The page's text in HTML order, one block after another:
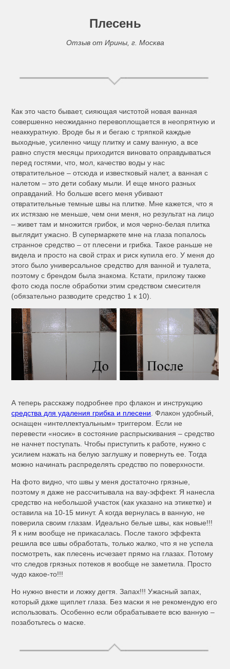
Плесень
Отзыв от Ирины, г. Москва
Как это часто бывает, сияющая чистотой новая ванная
совершенно неожиданно перевоплощается в неопрятную и
неаккуратную. Вроде бы я и бегаю с тряпкой каждые
выходные, усиленно чищу плитку и саму ванную, а все
равно спустя месяцы приходится виновато оправдываться
перед гостями, что, мол, качество воды у нас
отвратительное – отсюда и известковый налет, а ванная с
налетом – это дети собаку мыли. И еще много разных
оправданий. Но больше всего меня убивают
отвратительные темные швы на плитке. Мне кажется, что я
их истязаю не меньше, чем они меня, но результат на лицо
– живет там и множится грибок, и моя черно-белая плитка
выглядит ужасно. В супермаркете мне на глаза попалось
странное средство – от плесени и грибка. Такое раньше не
видела и просто на свой страх и риск купила его. У меня до
этого было универсальное средство для ванной и туалета,
поэтому с брендом была знакома. Кстати, приложу также
фото сюда после обработки этим средством смесителя
(обязательно разводите средство 1 к 10).
А теперь расскажу подробнее про флакон и инструкцию
средства для удаления грибка и плесени . Флакон удобный,
оснащен «интеллектуальным» триггером. Если не
перевести «носик» в состояние распрыскивания – средство
не начнет поступать. Чтобы приступить к работе, нужно с
усилием нажать на белую заглушку и повернуть ее. Тогда
можно начинать распределять средство по поверхности.
На фото видно, что швы у меня достаточно грязные,
поэтому я даже не рассчитывала на вау-эффект. Я нанесла
средство на небольшой участок (как указано на этикетке) и
оставила на 10-15 минут. А когда вернулась в ванную, не
поверила своим глазам. Идеально белые швы, как новые!!!
Я к ним вообще не прикасалась. После такого эффекта
решила все швы обработать, только жалко, что я не успела
посмотреть, как плесень исчезает прямо на глазах. Потому
что следов грязных потеков я вообще не заметила. Просто
чудо какое-то!!!
Но нужно внести и ложку дегтя. Запах!!! Ужасный запах,
который даже щиплет глаза. Без маски я не рекомендую его
использовать. Особенно если обрабатываете всю ванную –
позаботьтесь о маске.